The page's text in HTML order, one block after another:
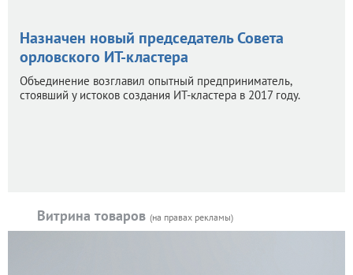
Назначен новый председатель Совета
орловского ИТ-кластера
Объединение возглавил опытный предприниматель,
стоявший у истоков создания ИТ-кластера в 2017 году.
Витрина товаров (на правах рекламы)